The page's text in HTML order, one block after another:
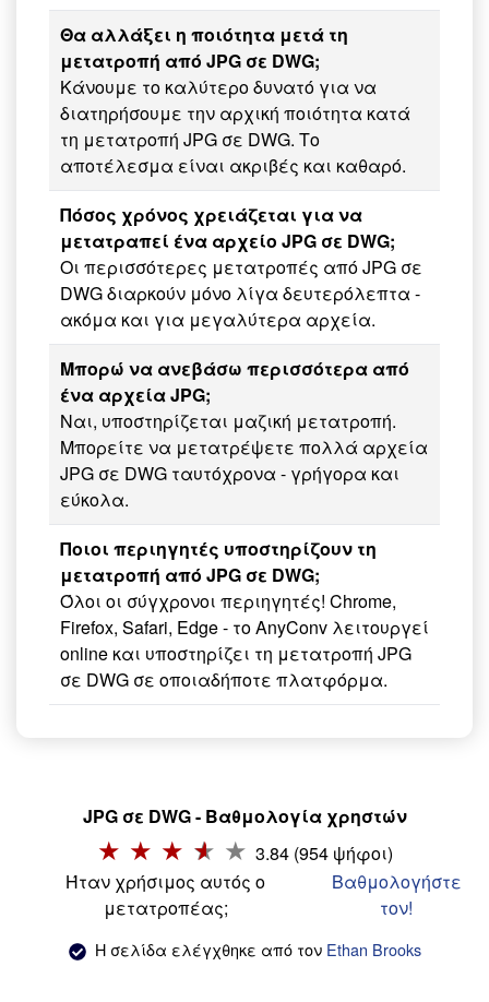
Θα αλλάξει η ποιότητα μετά τη
μετατροπή από JPG σε DWG;
Κάνουμε το καλύτερο δυνατό για να
διατηρήσουμε την αρχική ποιότητα κατά
τη μετατροπή JPG σε DWG. Το
αποτέλεσμα είναι ακριβές και καθαρό.
Πόσος χρόνος χρειάζεται για να
μετατραπεί ένα αρχείο JPG σε DWG;
Οι περισσότερες μετατροπές από JPG σε
DWG διαρκούν μόνο λίγα δευτερόλεπτα -
ακόμα και για μεγαλύτερα αρχεία.
Μπορώ να ανεβάσω περισσότερα από
ένα αρχεία JPG;
Ναι, υποστηρίζεται μαζική μετατροπή.
Μπορείτε να μετατρέψετε πολλά αρχεία
JPG σε DWG ταυτόχρονα - γρήγορα και
εύκολα.
Ποιοι περιηγητές υποστηρίζουν τη
μετατροπή από JPG σε DWG;
Όλοι οι σύγχρονοι περιηγητές! Chrome,
Firefox, Safari, Edge - το AnyConv λειτουργεί
online και υποστηρίζει τη μετατροπή JPG
σε DWG σε οποιαδήποτε πλατφόρμα.
JPG σε DWG - Βαθμολογία χρηστών
3.84 (954 ψήφοι)
Ήταν χρήσιμος αυτός ο
μετατροπέας;
Βαθμολογήστε
τον!
Η σελίδα ελέγχθηκε από τον Ethan Brooks